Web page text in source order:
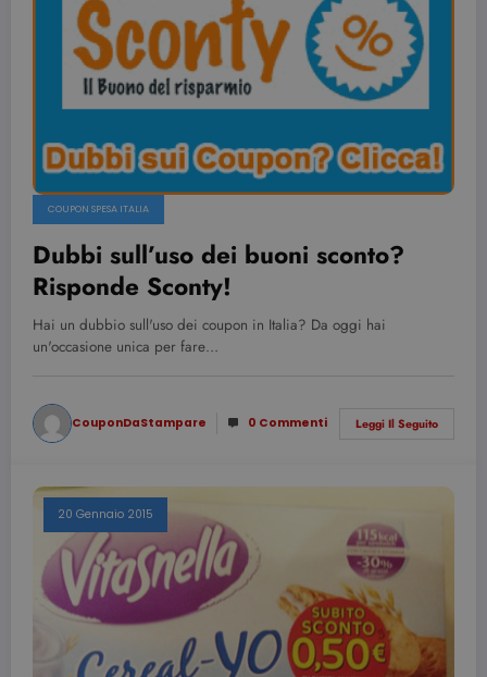
COUPON SPESA ITALIA
Dubbi sull’uso dei buoni sconto?
Risponde Sconty!
Hai un dubbio sull'uso dei coupon in Italia? Da oggi hai
un'occasione unica per fare…
CouponDaStampare 0 Commenti Leggi Il Seguito
20 Gennaio 2015